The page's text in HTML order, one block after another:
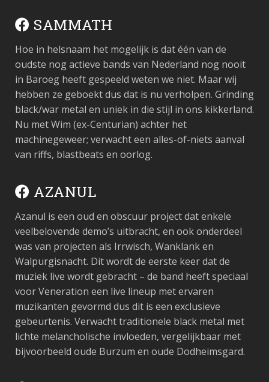
SAMMATH
Hoe in helsnaam het mogelijk is dat één van de
oudste nog actieve bands van Nederland nog nooit
in Baroeg heeft gespeeld weten we niet. Maar wij
hebben ze geboekt dus dat is nu verholpen. Grinding
black/war metal en uniek in die stijl in ons kikkerland.
Nu met Wim (ex-Centurian) achter het
machinegeweer; verwacht een alles-of-niets aanval
van riffs, blastbeats en oorlog.
AZANUL
Azanul is een oud en obscuur project dat enkele
veelbelovende demo’s uitbracht, en ook onderdeel
was van projecten als Irrwisch, Wanklank en
Walpurgisnacht. Dit wordt de eerste keer dat de
muziek live wordt gebracht – de band heeft speciaal
voor Veneration een live lineup met ervaren
muzikanten gevormd dus dit is een exclusieve
gebeurtenis. Verwacht traditionele black metal met
lichte melancholische invloeden, vergelijkbaar met
bijvoorbeeld oude Burzum en oude Dodheimsgard.